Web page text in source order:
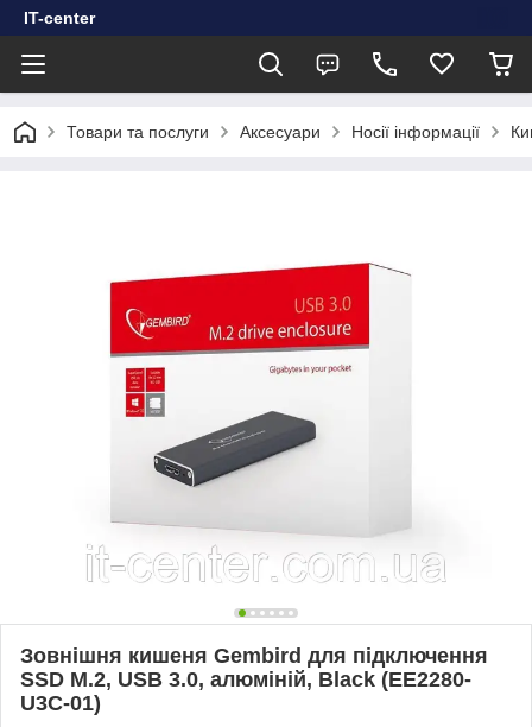
IT-center
Товари та послуги Аксесуари Носії інформації
Зовнішня кишеня Gembird для підключення
SSD M.2, USB 3.0, алюміній, Black (EE2280-
U3C-01)